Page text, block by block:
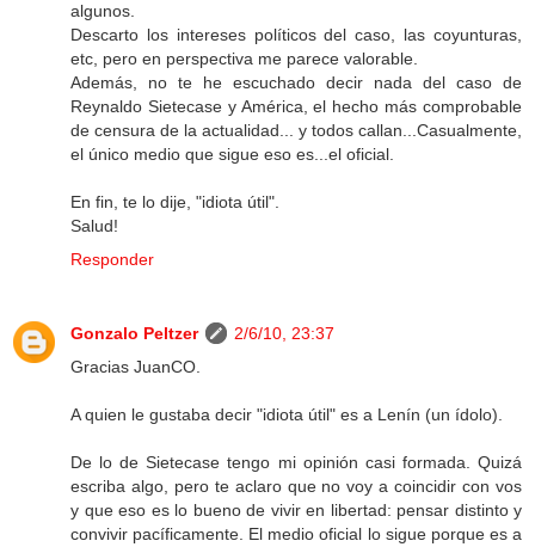
algunos.
Descarto los intereses políticos del caso, las coyunturas,
etc, pero en perspectiva me parece valorable.
Además, no te he escuchado decir nada del caso de
Reynaldo Sietecase y América, el hecho más comprobable
de censura de la actualidad... y todos callan...Casualmente,
el único medio que sigue eso es...el oficial.
En fin, te lo dije, "idiota útil".
Salud!
Responder
Gonzalo Peltzer
2/6/10, 23:37
Gracias JuanCO.
A quien le gustaba decir "idiota útil" es a Lenín (un ídolo).
De lo de Sietecase tengo mi opinión casi formada. Quizá
escriba algo, pero te aclaro que no voy a coincidir con vos
y que eso es lo bueno de vivir en libertad: pensar distinto y
convivir pacíficamente. El medio oficial lo sigue porque es a